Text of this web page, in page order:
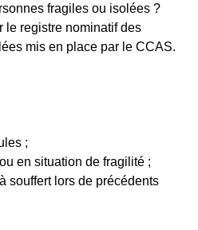
fragiles ou isolées ?
le registre nominatif des
mis en place par le CCAS.
;
en situation de fragilité ;
souffert lors de précédents